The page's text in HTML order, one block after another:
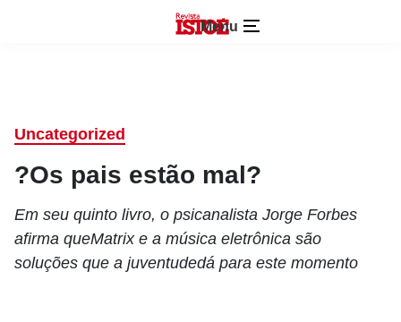
Menu
Uncategorized
?Os pais estão mal?
Em seu quinto livro, o psicanalista Jorge Forbes
afirma queMatrix e a música eletrônica são
soluções que a juventudedá para este momento